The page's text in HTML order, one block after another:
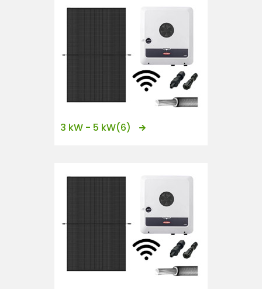
3 kW - 5 kW(6)